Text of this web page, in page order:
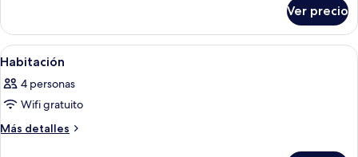
Ver precio
Abrir
todas
las
fotos
de
Un dormitorio con techo inclinado,
11
Habitación
4 personas
Wifi gratuito
Más detalles
Más